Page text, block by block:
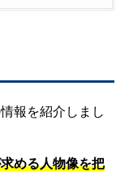
報を紹介しまし
める人物像を把